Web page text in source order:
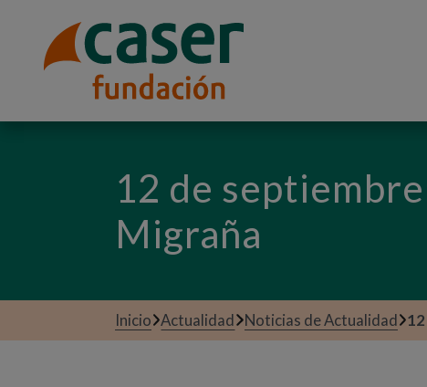
12 de
Migraña
Inicio Actualidad Noticias de Actualidad